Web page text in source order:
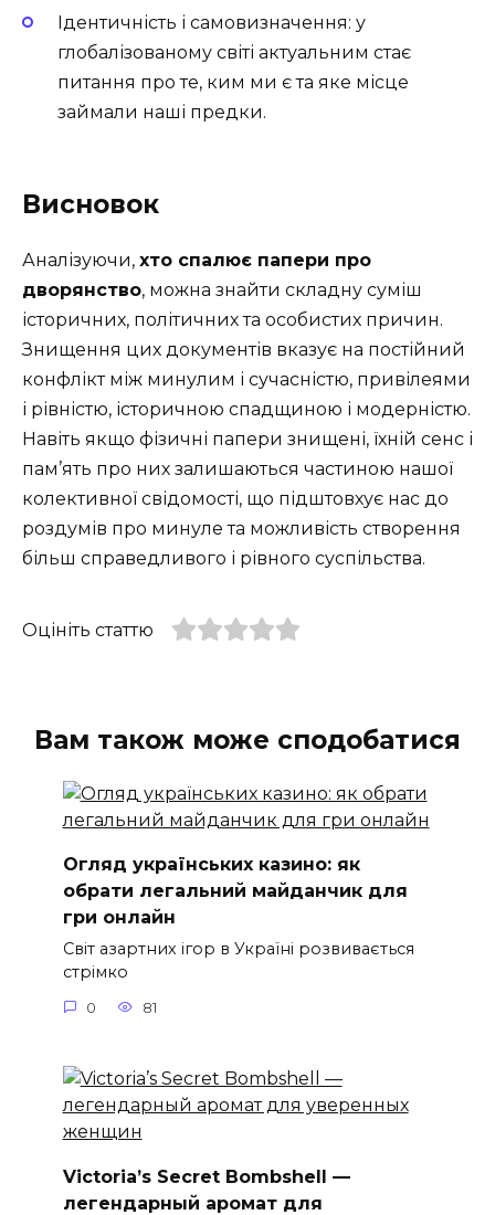
Ідентичність і самовизначення: у
глобалізованому світі актуальним стає
питання про те, ким ми є та яке місце
займали наші предки.
Висновок
Аналізуючи, хто спалює папери про
дворянство, можна знайти складну суміш
історичних, політичних та особистих причин.
Знищення цих документів вказує на постійний
конфлікт між минулим і сучасністю, привілеями
і рівністю, історичною спадщиною і модерністю.
Навіть якщо фізичні папери знищені, їхній сенс і
пам’ять про них залишаються частиною нашої
колективної свідомості, що підштовхує нас до
роздумів про минуле та можливість створення
більш справедливого і рівного суспільства.
Оцініть статтю
Вам також може сподобатися
Огляд українських казино: як
обрати легальний майданчик для
гри онлайн
Світ азартних ігор в Україні розвивається
стрімко
0 81
Victoria’s Secret Bombshell —
легендарный аромат для